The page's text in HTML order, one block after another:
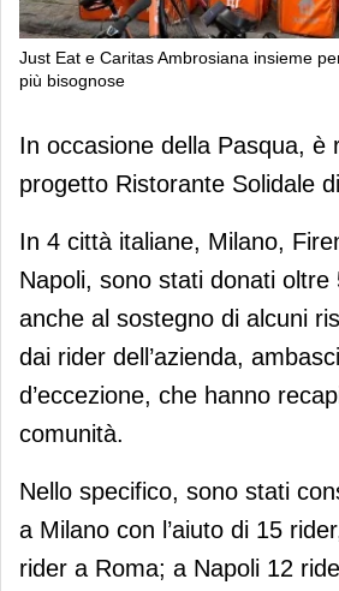
Just Eat e Caritas Ambrosiana insieme
più bisognose
Just Eat e Caritas
insieme per aiutare le
bisognose
In occasione della Pasqua, è
progetto Ristorante Solidale
In 4 città italiane, Milano,
Napoli, sono stati donati oltre
anche al sostegno di alcuni
dai rider dell’azienda,
d’eccezione, che hanno
comunità.
Nello specifico, sono stati
a Milano con l’aiuto di 15
rider a Roma; a Napoli 12